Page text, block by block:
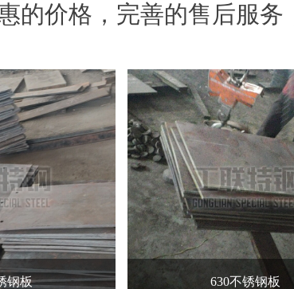
的价格，完善的售后服
钢板 630不锈钢板